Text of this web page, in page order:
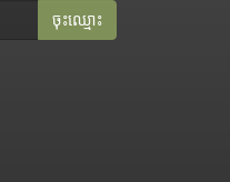
ចុះ​ឈ្មោះ